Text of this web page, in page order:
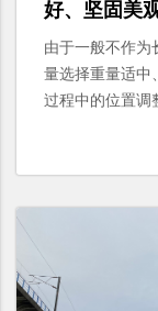
好、坚固美
由于一般不作为
量选择重量适中
过程中的位置调